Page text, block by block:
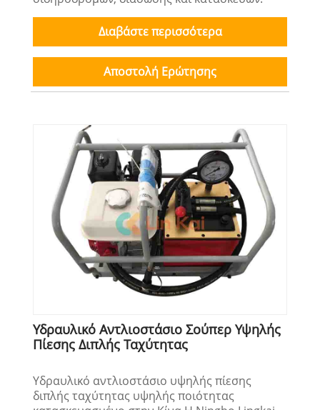
Διαβάστε περισσότερα
Αποστολή Ερώτησης
Υδραυλικό Αντλιοστάσιο Σούπερ Υψηλής
Πίεσης Διπλής Ταχύτητας
Υδραυλικό αντλιοστάσιο υψηλής πίεσης
διπλής ταχύτητας υψηλής ποιότητας